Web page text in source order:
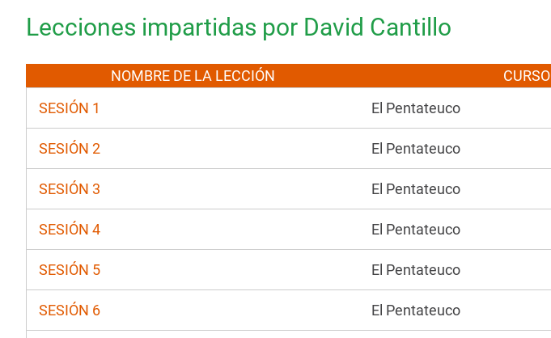
Lecciones impartidas por David Cantillo
NOMBRE DE LA LECCIÓN
CURSO
SESIÓN 1
El Pentateuco
SESIÓN 2 El Pentateuco
SESIÓN 3 El Pentateuco
SESIÓN 4 El Pentateuco
SESIÓN 5 El Pentateuco
SESIÓN 6 El Pentateuco